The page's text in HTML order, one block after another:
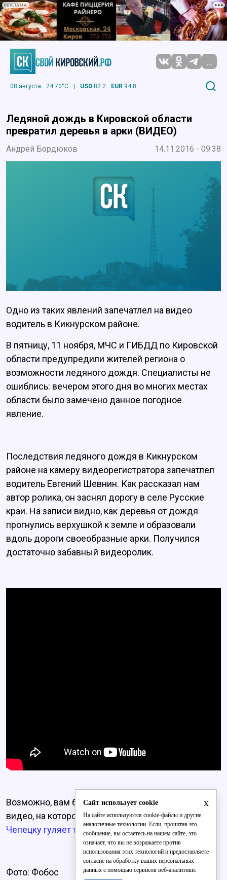
РЕКЛАМА
...
08 августа 24.70°C | USD 82.2 EUR 94.8
Ледяной дождь в Кировской области
превратил деревья в арки (ВИДЕО)
Андрей Бордюков 14.11.2016 - 09:38
Одно из таких явлений запечатлел на видео
водитель в Кикнурском районе.
В пятницу, 11 ноября, МЧС и ГИБДД по Кировской
области предупредили жителей региона о
возможности ледяного дождя. Специалисты не
ошиблись: вечером этого дня во многих местах
области было замечено данное погодное
явление.
Последствия ледяного дождя в Кикнурском
районе на камеру видеорегистратора запечатлел
водитель Евгений Шевнин. Как рассказал нам
автор ролика, он заснял дорогу в селе Русские
краи. На записи видно, как деревья от дождя
прогнулись верхушкой к земле и образовали
вдоль дороги своеобразные арки. Получился
достаточно забавный видеоролик.
Возможно, вам будет интересно посмотреть и
видео, на котором изображено, какпо Кирово-
Чепецку гуляет табун лошадей.
Фото: Фобос
x
Сайт использует cookie
На сайте используются cookie-файлы и другие
аналогичные технологии. Если, прочитав это
сообщение, вы остаетесь на нашем сайте, это
означает, что вы не возражаете против
использования этих технологий и предоставляете
согласие на обработку ваших персональных
данных с помощью сервисов веб-аналитики.